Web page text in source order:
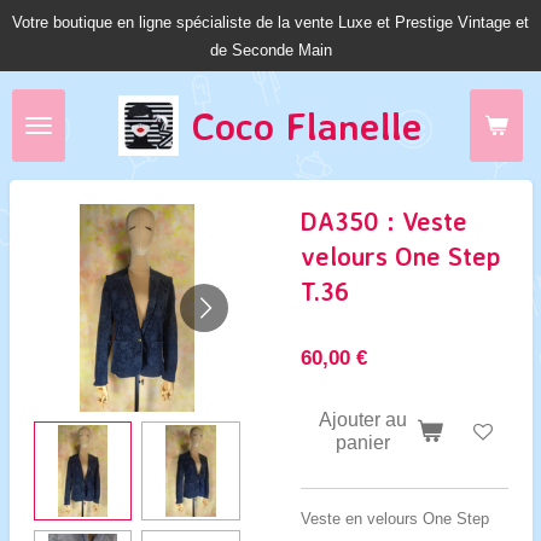
Passer
Coco Flanelle
Votre boutique en ligne spécialiste de la vente Luxe et Prestige Vintage et
de Seconde Main
DA350 : Veste
velours One Step
T.36
60,00 €
Ajouter au
panier
Veste en velours One Step